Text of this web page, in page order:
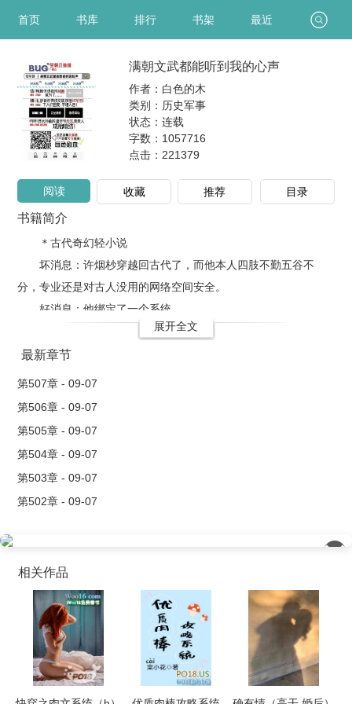
首页 书库 排行 书架 最近
满朝文武都能听到我的心声
作者：白色的木
类别：历史军事
状态：连载
字数：1057716
点击： 221379
阅读 收藏 推荐 目录
书籍简介
＊古代奇幻轻小说
坏消息：许烟杪穿越回古代了，而他本人四肢不勤五谷不
分，专业还是对古人没用的网络空间安全。
好消息：他绑定了一个系统。
坏消息：系统名叫八卦系统，不是算..
展开全文
最新章节
第507章 - 09-07
第506章 - 09-07
第505章 - 09-07
第504章 - 09-07
第503章 - 09-07
第502章 - 09-07
��
相关作品